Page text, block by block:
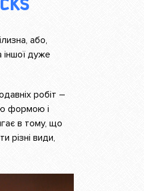
або,
іншої дуже
робіт –
формою і
в тому, що
різні види,